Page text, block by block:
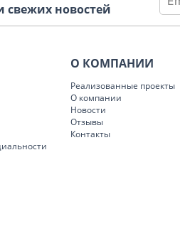
свежих новостей
О КОМПАНИИ
Реализованные проекты
О компании
Новости
Отзывы
Контакты